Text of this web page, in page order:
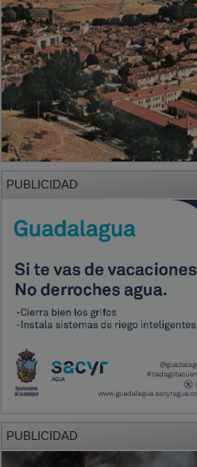
PUBLICIDAD
PUBLICIDAD